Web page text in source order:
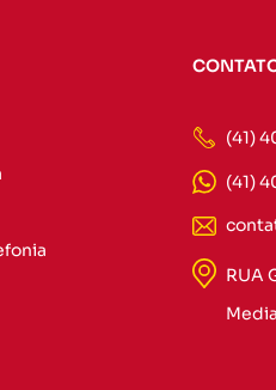
(41)
(41)
RUA